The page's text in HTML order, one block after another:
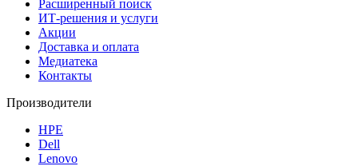
Расширенный поиск
ИТ-решения и услуги
Акции
Доставка и оплата
Медиатека
Контакты
Производители
HPE
Dell
Lenovo